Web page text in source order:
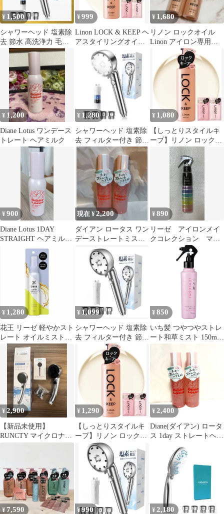
¥ 1,500
シャワーヘッド 塩素除
去 節水 高洗浄力 毛穴
ケア 美肌 保湿 ミスト
¥ 999
Linon LOCK & KEEP ヘ
アスタイリングオイル
100mlリノン
¥ 1,680
リノン ロックオイル
Linon アイロン専用オ
イル 熱を味方に 2本セ
ット
¥ 1,200
Diane Lotus ワンデース
トレート ヘアミルク
¥ 1,280
シャワーヘッド 塩素除
去 フィルター付き 節水
手元止水 6段階モード
¥ 1,080
【しっとりスタイルキ
ープ】リノン ロックオ
イル Linon アイロン専
用オイル
¥900
Diane Lotus 1DAY
STRAIGHT ヘアミルク
現在 ¥2,200
ダイアン ロータス ワン
デーストレートミスト
2個セット
¥890
リーゼ アイロンメイ
クコレクション マル
チアレンジ 未使用新
¥ 1,280
花王 リーゼ 軽やかスト
レート オイルミスト
88ml 【新品・未開封】
¥ 1,099
シャワーヘッド 塩素除
去 フィルター付き 節水
手元止水 6段階モー
ド 取付簡単
¥ 850
いち髪 つやつやストレ
ート和草ミスト 150ml |
グ ヘアケア うねり く
せ毛 パサつき ダメージ
ケア 補修
¥2,900
【新品未使用】
RUNCTY マイクロナノ
¥ 1,290
【しっとりスタイルキ
ープ】リノン ロックオ
イル Linon アイロン専
用オイル
¥ 2,400
Diane(ダイアン) ロータ
ス 1day ストレートヘア
ミスト 150ml 寝癖直し
ヘアウォーター ヘアケ
ア 2個セット
¥ 7,590 ¥990 ¥ 2,180